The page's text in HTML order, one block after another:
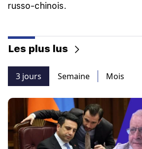
russo-chinois.
Les plus lus
3 jours Semaine Mois